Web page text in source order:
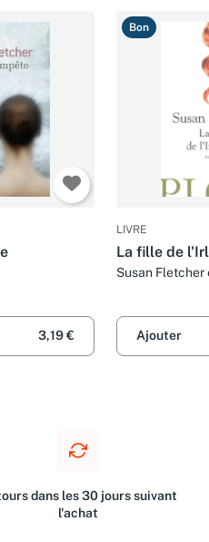
3,19 €
Bon
LIVRE
La fille de
Susan Fletcher
Ajouter
dans les 30 jours suivant
l'achat